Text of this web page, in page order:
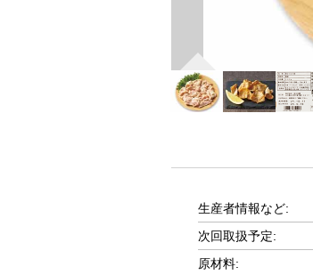
生産者情報など:
次回取扱予定:
原材料: